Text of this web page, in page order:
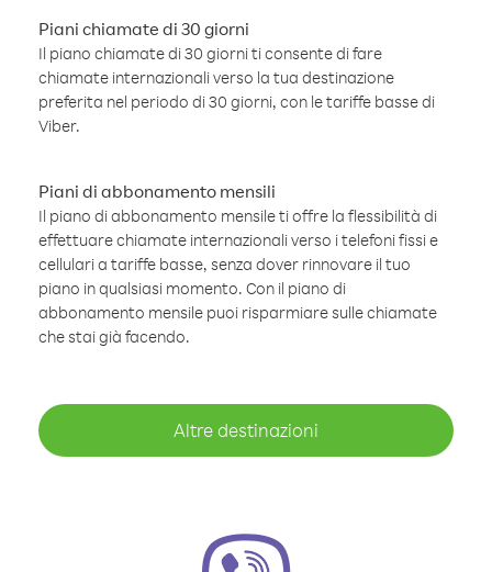
Piani chiamate di 30 giorni
Il piano chiamate di 30 giorni ti consente di fare
chiamate internazionali verso la tua destinazione
preferita nel periodo di 30 giorni, con le tariffe basse di
Viber.
Piani di abbonamento mensili
Il piano di abbonamento mensile ti offre la flessibilità di
effettuare chiamate internazionali verso i telefoni fissi e
cellulari a tariffe basse, senza dover rinnovare il tuo
piano in qualsiasi momento. Con il piano di
abbonamento mensile puoi risparmiare sulle chiamate
che stai già facendo.
Altre destinazioni